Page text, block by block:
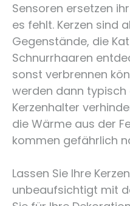
Sensoren ersetzen
es fehlt. Kerzen sind
Gegenstände, die
Schnurrhaaren
sonst verbrennen
werden dann typisch
Kerzenhalter
die Wärme aus der
kommen gefährlich
Lassen Sie Ihre
unbeaufsichtigt mit